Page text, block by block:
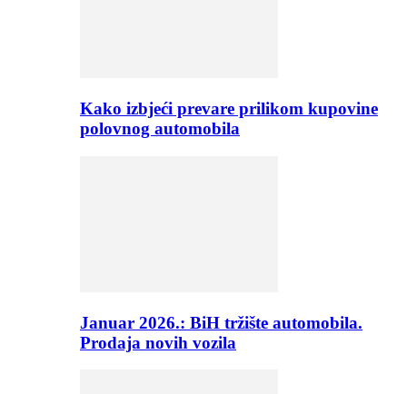
Kako izbjeći prevare prilikom kupovine
polovnog automobila
Januar 2026.: BiH tržište automobila.
Prodaja novih vozila